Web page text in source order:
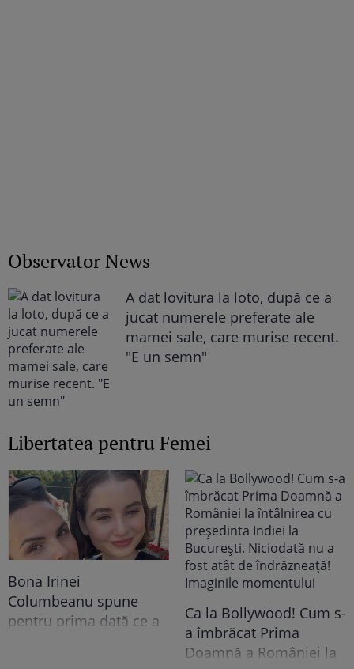
Observator News
A dat lovitura la loto, după ce a
jucat numerele preferate ale
mamei sale, care murise recent.
"E un semn"
Libertatea pentru Femei
Bona Irinei
Columbeanu spune
pentru prima dată ce a
Ca la Bollywood! Cum s-
a îmbrăcat Prima
Doamnă a României la